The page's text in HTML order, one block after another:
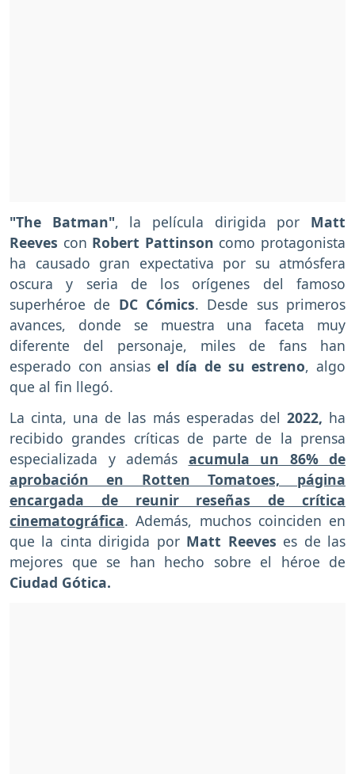
"The Batman", la película dirigida por Matt
Reeves con Robert Pattinson como protagonista
ha causado gran expectativa por su atmósfera
oscura y seria de los orígenes del famoso
superhéroe de DC Cómics. Desde sus primeros
avances, donde se muestra una faceta muy
diferente del personaje, miles de fans han
esperado con ansiasel día de su estreno, algo
que al fin llegó.
La cinta, una de las más esperadas del 2022, ha
recibido grandes críticas de parte de la prensa
especializada y además acumula un 86% de
aprobación en Rotten Tomatoes, página
encargada de reunir reseñas de crítica
cinematográfica. Además, muchos coinciden en
que la cinta dirigida por Matt Reeves es de las
mejores que se han hecho sobre el héroe de
Ciudad Gótica.